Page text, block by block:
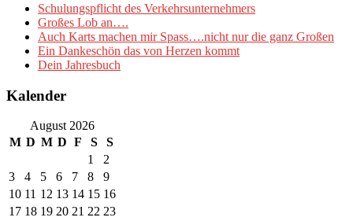
Schulungspflicht des Verkehrsunternehmers
Großes Lob an….
Auch Karts machen mir Spass….nicht nur die ganz Großen
Ein Dankeschön das von Herzen kommt
Dein Jahresbuch
Kalender
August 2026
M D M D F S
S
1
2
3
4 5 6 7 8
9
10 11 12 13 14 15 16
17 18 19 20 21 22 23